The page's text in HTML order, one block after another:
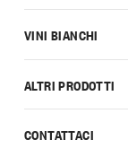
CONTATTACI
VINI BIANCHI
ALTRI PRODOTTI